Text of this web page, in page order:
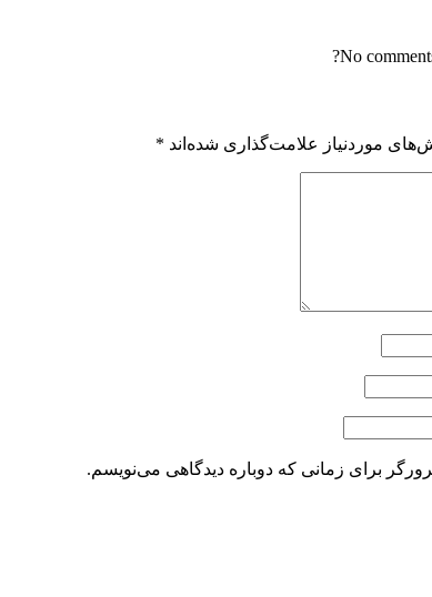
No
موردنیاز علامت‌گذاری شده‌اند *
برای زمانی که دوباره دیدگاهی می‌نویسم.